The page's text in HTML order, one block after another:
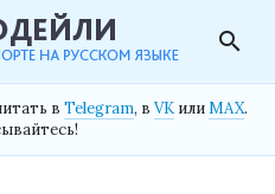
search
в Telegram, в VK илиMAX.